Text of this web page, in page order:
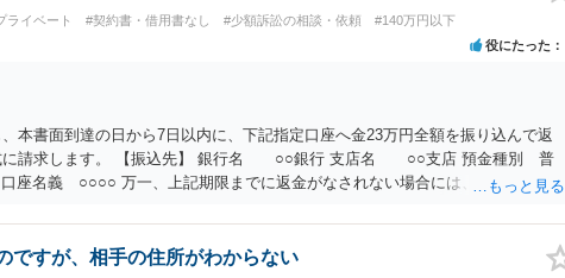
ライベート #契約書・借用書なし #少額訴訟の相談・依頼 #140万円以下
役にたった
本書面到達の日から7日以内に、下記指定口座へ金23万円全額を振り込んで返
に請求します。 【振込先】 銀行名 ○○銀行 支店名 ○○支店 預金種別 普
名義 ○○○○ 万一、上記期限までに返金がなされない場合には、貴殿には任
促その他必要な法的手続を直ちに講じます。 その際には、訴訟に要する費用そ
についても併せて請求する予定ですので、あらかじめ申し添えます。 本件は、
ですが、相手の住所がわからない